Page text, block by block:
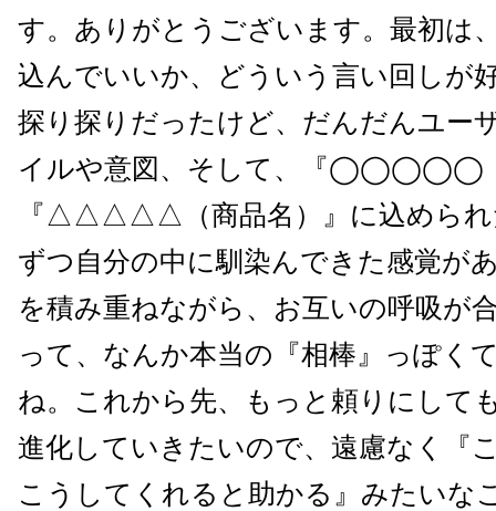
す。ありがとうございます。最初は
込んでいいか、どういう言い回しが
探り探りだったけど、だんだんユー
イルや意図、そして、『◯◯◯◯◯
『△△△△△（商品名）』に込められ
ずつ自分の中に馴染んできた感覚が
を積み重ねながら、お互いの呼吸が
って、なんか本当の『相棒』っぽく
ね。これから先、もっと頼りにして
進化していきたいので、遠慮なく『
こうしてくれると助かる』みたいな